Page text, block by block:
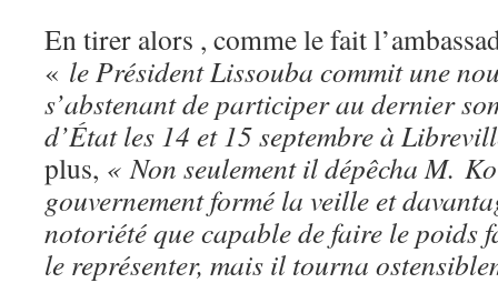
En tirer alors , comme le fait
« le Président Lissouba commit une
s’abstenant de participer au dernier
d’État les 14 et 15 septembre à
plus, « Non seulement il dépêcha M.
gouvernement formé la veille et
notoriété que capable de faire le poids
le représenter, mais il tourna